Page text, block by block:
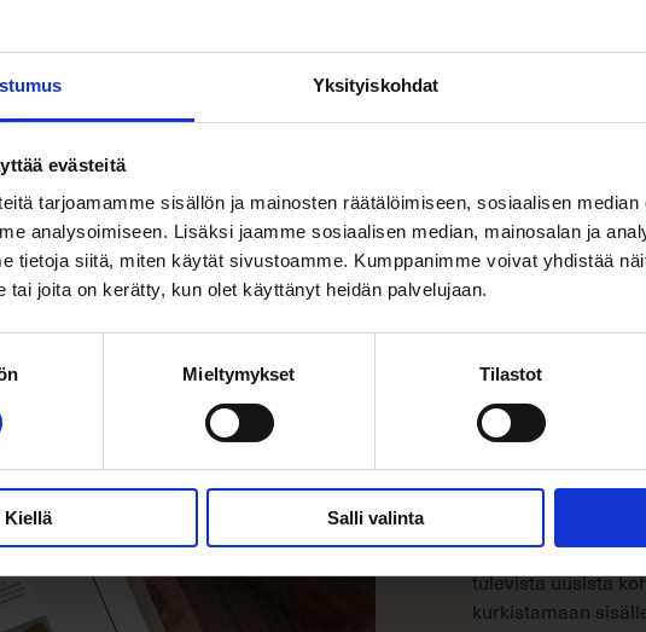
Yksityiskohdat
evästeitä
tarjoamamme sisällön ja mainosten räätälöimiseen, sosiaalisen
analysoimiseen. Lisäksi jaamme sosiaalisen median, mainosalan ja
tietoja siitä, miten käytät sivustoamme. Kumppanimme voivat yhdistää
tai joita on kerätty, kun olet käyttänyt heidän palvelujaan.
Mieltymykset Tilastot
Kiellä Salli valinta
RT 91.5 m²
275 000 €
Helsinki
Meilahti
Tilaa
Uutiskirjeen
tulevista uusista
kurkistamaan